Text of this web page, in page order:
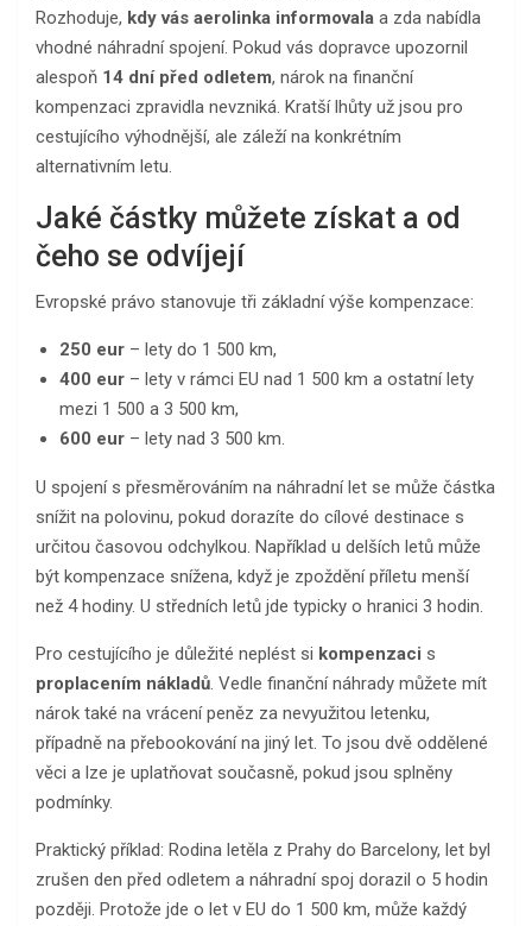
Rozhoduje, kdy vás aerolinka informovala a zda nabídla
vhodné náhradní spojení. Pokud vás dopravce upozornil
alespoň 14 dní před odletem, nárok na finanční
kompenzaci zpravidla nevzniká. Kratší lhůty už jsou pro
cestujícího výhodnější, ale záleží na konkrétním
alternativním letu.
Jaké částky můžete získat a od
čeho se odvíjejí
Evropské právo stanovuje tři základní výše kompenzace:
250 eur – lety do 1 500 km,
400 eur – lety v rámci EU nad 1 500 km a ostatní lety
mezi 1 500 a 3 500 km,
600 eur – lety nad 3 500 km.
U spojení s přesměrováním na náhradní let se může částka
snížit na polovinu, pokud dorazíte do cílové destinace s
určitou časovou odchylkou. Například u delších letů může
být kompenzace snížena, když je zpoždění příletu menší
než 4 hodiny. U středních letů jde typicky o hranici 3 hodin.
Pro cestujícího je důležité neplést si kompenzaci s
proplacením nákladů. Vedle finanční náhrady můžete mít
nárok také na vrácení peněz za nevyužitou letenku,
případně na přebookování na jiný let. To jsou dvě oddělené
věci a lze je uplatňovat současně, pokud jsou splněny
podmínky.
Praktický příklad: Rodina letěla z Prahy do Barcelony, let byl
zrušen den před odletem a náhradní spoj dorazil o 5 hodin
později. Protože jde o let v EU do 1 500 km, může každý